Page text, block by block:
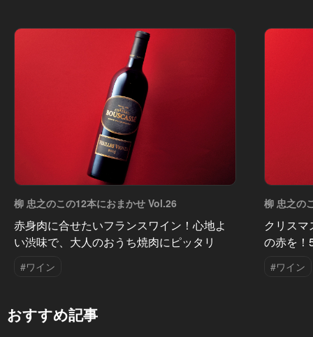
柳 忠之のこの12本におまかせ Vol.26
赤身肉に合せたいフランスワイン！心地よ
い渋味で、大人のおうち焼肉にピッタリ
#ワイン
柳 忠之の
クリス
の赤を！
#ワイン
おすすめ記事